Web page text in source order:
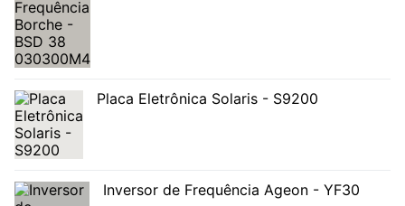
Placa Eletrônica Solaris - S9200
Inversor de Frequência Ageon - YF30